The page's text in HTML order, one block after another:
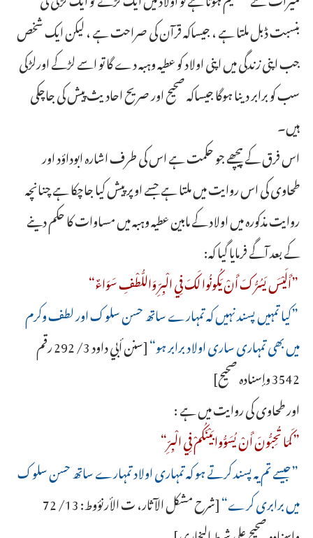
بنسبت ڈبل ملتا ہے ، جیساکہ قرآن کی صراحت ہے ، لیکن ایک شخص
جب اپنی زندگی میں اپنی اولاد کو عطیہ وہبہ دے گا تو اسے لڑکے اورلڑکی
سب کو برابر دینا ہوگا جیساکہ صحیح اور صریح احادیث پیش کی جاچکی
ہیں۔
اس فرق کے پیچھے جو حکمت ہے اس کی طرف اشارہ ابوداؤد اور
طحاوی کی اس روایت میں ملتا ہے جسے اوپر پیش کیا جاچکا ہے چنانچہ
روایت مذکورہ میں اولاد کے مابین عطیہ وہبہ میں مساوات کا حکم دینے
کے بعد آگے فرمایا گیا کہ:
”أَلَيْسَ ‌يَسُرُّكَ ‌أَنْ ‌يَكُونُوا ‌لَكَ ‌فِي ‌الْبِرِّ ‌وَاللُّطْفِ ‌سَوَاءٌ“
”کیا تمہیں پسند نہیں کہ تمہارے ساتھ حسن سلوک اور لطف وکرم
میں بھی تمہاری ساری اولاد برابر ہو“
[سنن أبي داود 3/ 292 رقم
3542 وإسناده صحيح]
اور طحاوی کی روایت میں ہے :
”كَمَا ‌تُحِبُّونَ ‌أَنْ ‌يُسَوُّوا ‌بَيْنَكُمْ ‌فِي ‌الْبِرِّ“
”جیسے تم یہ پسند کرتے ہو کہ تمہاری اولاد تمہارے ساتھ حسن سلوک
میں برابری کرے“
[شرح مشكل الآثار، ت الأرنؤوط: 13/ 72